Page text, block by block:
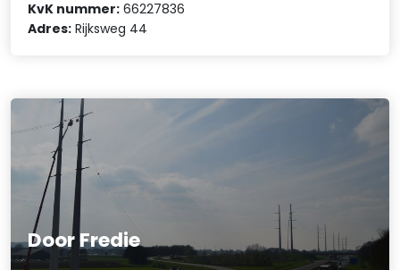
KvK nummer: 66227836
Adres: Rijksweg 44
Door Fredie